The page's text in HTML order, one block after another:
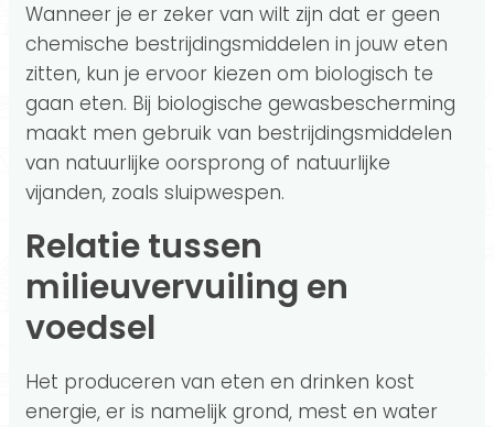
Wanneer je er zeker van wilt zijn dat er geen
chemische bestrijdingsmiddelen in jouw eten
zitten, kun je ervoor kiezen om biologisch te
gaan eten. Bij biologische gewasbescherming
maakt men gebruik van bestrijdingsmiddelen
van natuurlijke oorsprong of natuurlijke
vijanden, zoals sluipwespen.
Relatie tussen
milieuvervuiling en
voedsel
Het produceren van eten en drinken kost
energie, er is namelijk grond, mest en water